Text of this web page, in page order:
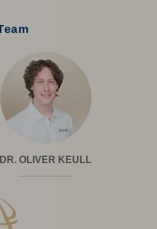
Dr.
DR. OLIVER KEULL